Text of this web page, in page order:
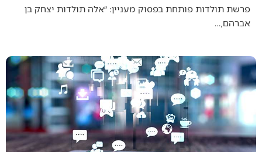
פרשת תולדות פותחת בפסוק מעניין: ״אלה תולדות יצחק בן
אברהם,…